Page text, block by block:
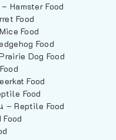
Hamster Food
Food
Food
Food
Dog Food
Food
Food
– Reptile Food